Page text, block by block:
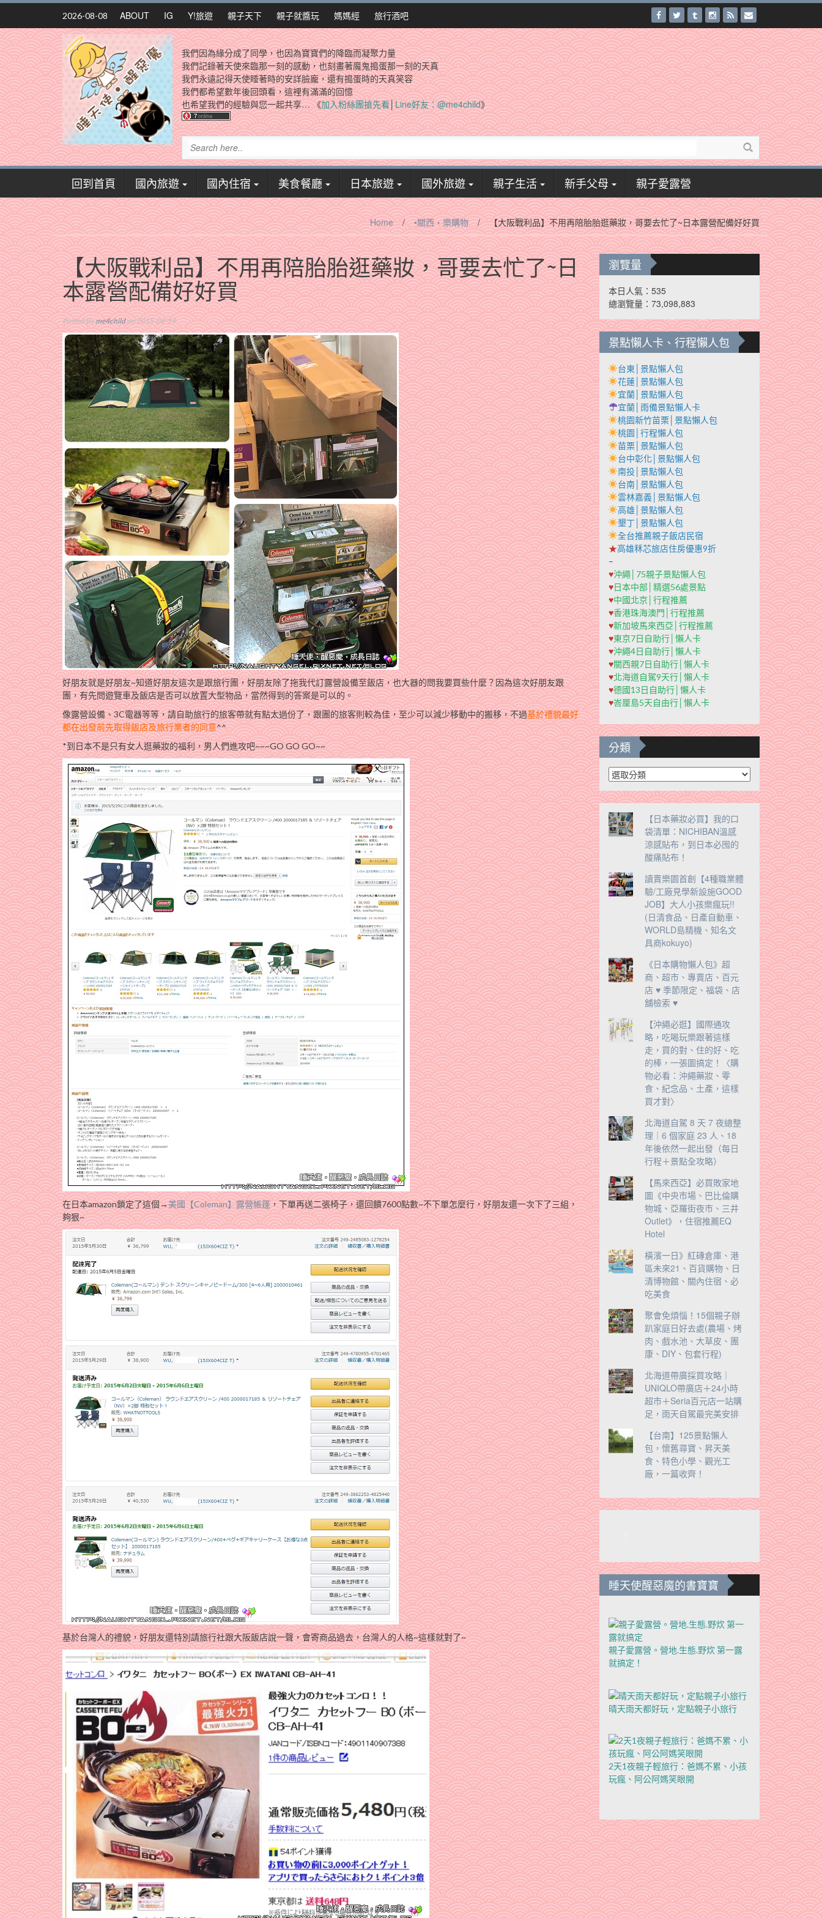
Skip
content
2026-08-08 ABOUT IG Y!旅遊 親子天下 親子就醬玩 媽媽經 旅行酒吧
我們因為緣分成了同學，也因為寶寶們的降臨而凝聚力量
我們記錄著天使來臨那一刻的感動，也刻畫著魔鬼搗蛋那一刻的天真
我們永遠記得天使睡著時的安詳臉龐，還有搗蛋時的天真笑容
我們都希望數年後回頭看，這裡有滿滿的回憶
也希望我們的經驗與您一起共享… 《加入粉絲團搶先看│Line好友：@me4child》
回到首頁 國內旅遊 國內住宿 美食餐廳 日本旅遊 國外旅遊 親子生活 新手父母 親子愛露營
Home / •關西‧樂購物 / 【大阪戰利品】不用再陪胎胎逛藥妝，哥要去忙了~日本露營配備好好買
【大阪戰利品】不用再陪胎胎逛藥妝，哥要去忙了~日
本露營配備好好買
Posted Byme4childon 2015-06-19
好朋友就是好朋友~知道好朋友這次是跟旅行團，好朋友除了拖我代訂露營設備至飯店，也大器的問我要買些什麼？因為這次好朋友跟
團，有先問遊覽車及飯店是否可以放置大型物品，當然得到的答案是可以的。
像露營設備、3C電器等等，請自助旅行的旅客帶就有點太過份了，跟團的旅客則較為佳，至少可以減少移動中的搬移，不過基於禮貌最好
都在出發前先取得飯店及旅行業者的同意^^
*到日本不是只有女人逛藥妝的福利，男人們進攻吧~~~GO GO GO~~
在日本amazon鎖定了這個→美國【Coleman】露營帳篷，下單再送二張椅子，還回饋7600點數~不下單怎麼行，好朋友還一次下了三組，
夠狠~
基於台灣人的禮貌，好朋友還特別請旅行社跟大阪飯店說一聲，會寄商品過去，台灣人的人格~這樣就對了~
瀏覽量
本日人氣：535
總瀏覽量：73,098,883
景點懶人卡、行程懶人包
台東│景點懶人包
花蓮│景點懶人包
宜蘭│景點懶人包
宜蘭│雨備景點懶人卡
桃園新竹苗栗│景點懶人包
桃園│行程懶人包
苗栗│景點懶人包
台中彰化│景點懶人包
南投│景點懶人包
台南│景點懶人包
雲林嘉義│景點懶人包
高雄│景點懶人包
墾丁│景點懶人包
全台推薦親子飯店民宿
★高雄秝芯旅店住房優惠9折
–
♥沖繩│75親子景點懶人包
♥日本中部│精選56處景點
♥中國北京│行程推薦
♥香港珠海澳門│行程推薦
♥新加坡馬來西亞│行程推薦
♥東京7日自助行│懶人卡
♥沖繩4日自助行│懶人卡
♥關西親7日自助行│懶人卡
♥北海道自駕9天行│懶人卡
♥德國13日自助行│懶人卡
♥峇厘島5天自由行│懶人卡
分類
分
類
【日本藥妝必買】我的口
袋清單：NICHIBAN溫感
涼感貼布，到日本必囤的
酸痛貼布！
讀賣樂園首創【4種職業體
驗/工廠見學新設施GOOD
JOB】大人小孩樂瘋玩!!
(日清食品、日產自動車、
WORLD島精機、知名文
具商kokuyo)
《日本購物懶人包》超
商、超市、專賣店、百元
店 ♥ 季節限定、福袋、店
舖檢索 ♥
【沖繩必逛】國際通攻
略，吃喝玩樂跟著這樣
走，買的對、住的好、吃
的棒，一張圖搞定！〈購
物必看：沖繩藥妝、零
食、紀念品、土產，這樣
買才對〉
北海道自駕 8 天 7 夜總整
理｜6 個家庭 23 人、18
年後依然一起出發（每日
行程＋景點全攻略）
【馬來西亞】必買敗家地
圖《中央市場、巴比倫購
物城、亞羅街夜市、三井
Outlet》，住宿推薦EQ
Hotel
橫濱一日》紅磚倉庫、港
區未來21、百貨購物、日
清博物館、關內住宿、必
吃美食
聚會免煩惱！15個親子辦
趴家庭日好去處(農場、烤
肉、戲水池、大草皮、團
康、DIY、包套行程)
北海道帶廣採買攻略｜
UNIQLO帶廣店＋24小時
超市＋Seria百元店一站購
足，雨天自駕最完美安排
【台南】125景點懶人
包，懷舊尋寶、昇天美
食、特色小學、觀光工
廠，一篇收齊！
睡天使醒惡魔的書寶寶
親子愛露營。營地.生態.野炊 第一露
就搞定！
晴天雨天都好玩，定點親子小旅行
2天1夜親子輕旅行：爸媽不累、小孩
玩瘋、阿公阿媽笑眼開